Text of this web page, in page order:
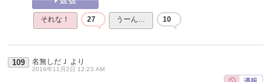
それな！ 27 うーん… 10
109 名無しだＪ より
2016年11月2日 12:23 AM